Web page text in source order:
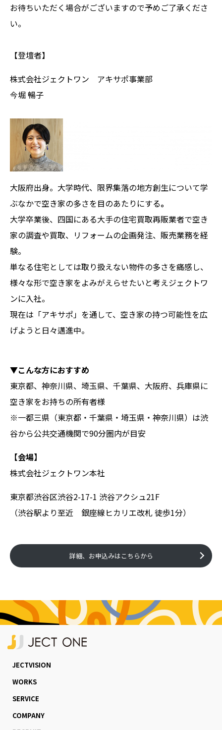
お待ちいただく場合がございますので予めご了承くださ
い。
【登壇者】
株式会社ジェクトワン アキサポ事業部
今堀 暢子
大阪府出身。大学時代、限界集落の地方創生について学
ぶなかで空き家の多さを目のあたりにする。
大学卒業後、四国にある大手の住宅買取再販業者で空き
家の調査や買取、リフォームの企画発注、販売業務を経
験。
単なる住宅としては取り扱えない物件の多さを痛感し、
様々な形で空き家をよみがえらせたいと考えジェクトワ
ンに入社。
現在は「アキサポ」を通して、空き家の持つ可能性を広
げようと日々邁進中。
▼こんな方におすすめ
東京都、神奈川県、埼玉県、千葉県、大阪府、兵庫県に
空き家をお持ちの所有者様
※一都三県（東京都・千葉県・埼玉県・神奈川県）は渋
谷から公共交通機関で90分圏内が目安
【会場】
株式会社ジェクトワン本社
東京都渋谷区渋谷2-17-1 渋谷アクシュ21F
（渋谷駅より至近 銀座線ヒカリエ改札 徒歩1分）
詳細、お申込みはこちらから
JECTVISION
WORKS
SERVICE
COMPANY